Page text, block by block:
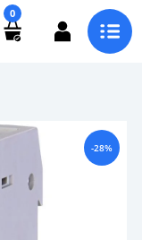
0
-28%